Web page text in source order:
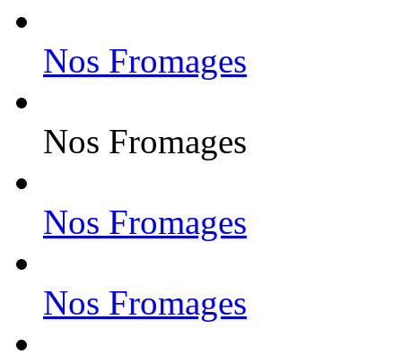
Nos Fromages
Nos Fromages
Nos Fromages
Nos Fromages